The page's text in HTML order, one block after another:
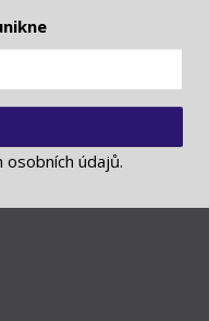
osobních údajů.